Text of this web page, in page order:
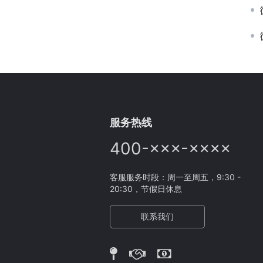
服务热线
400-×××-××××
客服服务时段：周一至周五，9:30 -
20:30，节假日休息
联系我们